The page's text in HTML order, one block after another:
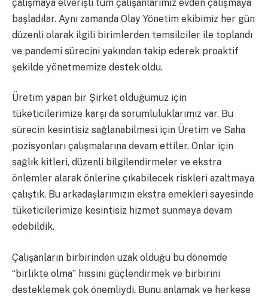
çalışmaya elverişli tüm çalışanlarımız evden çalışmaya
başladılar. Aynı zamanda Olay Yönetim ekibimiz her gün
düzenli olarak ilgili birimlerden temsilciler ile toplandı
ve pandemi sürecini yakından takip ederek proaktif
şekilde yönetmemize destek oldu.
Üretim yapan bir Şirket olduğumuz için
tüketicilerimize karşı da sorumluluklarımız var. Bu
sürecin kesintisiz sağlanabilmesi için Üretim ve Saha
pozisyonları çalışmalarına devam ettiler. Onlar için
sağlık kitleri, düzenli bilgilendirmeler ve ekstra
önlemler alarak önlerine çıkabilecek riskleri azaltmaya
çalıştık. Bu arkadaşlarımızın ekstra emekleri sayesinde
tüketicilerimize kesintisiz hizmet sunmaya devam
edebildik.
Çalışanların birbirinden uzak olduğu bu dönemde
“birlikte olma” hissini güçlendirmek ve birbirini
desteklemek çok önemliydi. Bunu anlamak ve herkese